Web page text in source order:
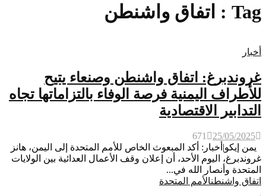
Tag : اتفاق واشنطن
أخبار
غروندبرغ: اتفاق واشنطن وصنعاء يتيح
للأطراف اليمنية فرصة الوفاء بالتزاماتها تجاه
التدابير الاقتصادية
25/05/2025
671
يمن إيكو|أخبار: أكد المبعوث الخاص للأمم المتحدة إلى اليمن، هانز
غروندبرغ، اليوم الأحد، أن إعلان وقف الأعمال العدائية بين الولايات
المتحدة وأنصار الله في...
اتفاق واشنطنالأمم المتحدة